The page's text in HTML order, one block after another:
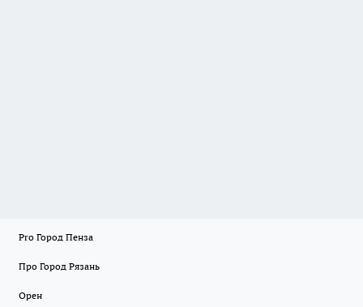
Pro Город Пенза
Про Город Рязань
Орен